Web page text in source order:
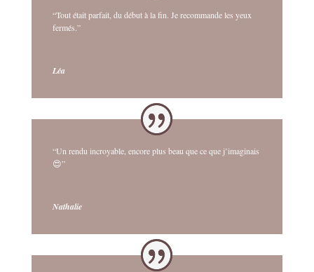
“Tout était parfait, du début à la fin. Je recommande les yeux
fermés.”
Léa
“Un rendu incroyable, encore plus beau que ce que j’imaginais
😍”
Nathalie